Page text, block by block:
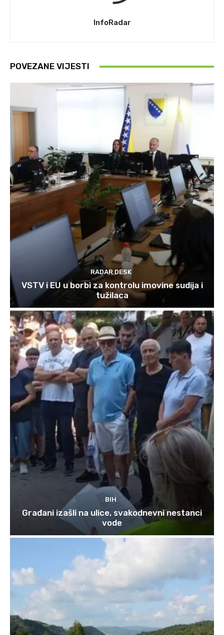
InfoRadar
POVEZANE VIJESTI
RADAR DESK
VSTV i EU u borbi za kontrolu imovine sudija i
tužilaca
BIH
Građani izašli na ulice, svakodnevni nestanci
vode